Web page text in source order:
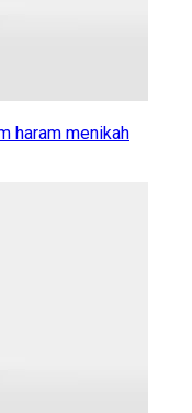
haram menikah